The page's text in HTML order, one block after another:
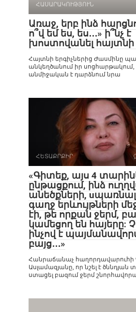
ՀԱՍԱՐԱԿՈՒԹՅՈՒՆ
Առաջ, երբ ինձ
ո՞վ եմ ես, ես․․․» ի՞նչ է
խոստովանել հայտնի
Հայտնի երգիչներից Ժասմինը
անկեղծանում իր սոցհարթակում,
անմիջական է դարձնում նրա
ՀԵՏԱՔՐՔԻՐ
«Գիտեք, այս 4
ընթացքում, ինձ
անեծքների,
գաղջ երևույթների
էի, թե որքան ջերմ,
կամեցող են հայերը:
ինչով է
բայց․․․»
Հանրաճանաչ հաղորդավարուհի
Ասլամազյանը, որ նշել է
ստացել բազում ջերմ